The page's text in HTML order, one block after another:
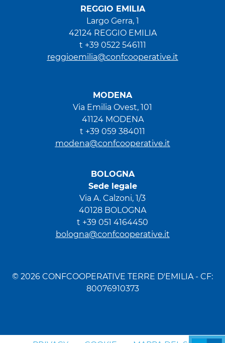
REGGIO EMILIA
Largo Gerra, 1
42124 REGGIO EMILIA
t +39 0522 546111
reggioemilia@confcooperative.it
MODENA
Via Emilia Ovest, 101
41124 MODENA
t +39 059 384011
modena@confcooperative.it
BOLOGNA
Sede legale
Via A. Calzoni, 1/3
40128 BOLOGNA
t +39 051 4164450
bologna@confcooperative.it
© 2026 CONFCOOPERATIVE TERRE D'EMILIA - CF:
80076910373